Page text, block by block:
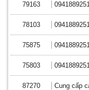
79163
78103
75875
75803
87270 Cung cấp